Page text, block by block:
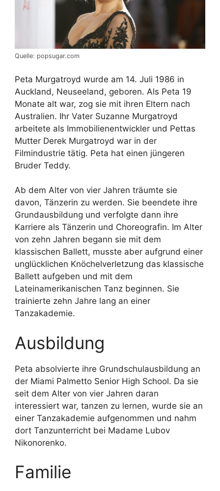
Quelle: popsugar.com
Peta Murgatroyd wurde am 14. Juli 1986 in
Auckland, Neuseeland, geboren. Als Peta 19
Monate alt war, zog sie mit ihren Eltern nach
Australien. Ihr Vater Suzanne Murgatroyd
arbeitete als Immobilienentwickler und Pettas
Mutter Derek Murgatroyd war in der
Filmindustrie tätig. Peta hat einen jüngeren
Bruder Teddy.
Ab dem Alter von vier Jahren träumte sie
davon, Tänzerin zu werden. Sie beendete ihre
Grundausbildung und verfolgte dann ihre
Karriere als Tänzerin und Choreografin. Im Alter
von zehn Jahren begann sie mit dem
klassischen Ballett, musste aber aufgrund einer
unglücklichen Knöchelverletzung das klassische
Ballett aufgeben und mit dem
Lateinamerikanischen Tanz beginnen. Sie
trainierte zehn Jahre lang an einer
Tanzakademie.
Ausbildung
Peta absolvierte ihre Grundschulausbildung an
der Miami Palmetto Senior High School. Da sie
seit dem Alter von vier Jahren daran
interessiert war, tanzen zu lernen, wurde sie an
einer Tanzakademie aufgenommen und nahm
dort Tanzunterricht bei Madame Lubov
Nikonorenko.
Familie